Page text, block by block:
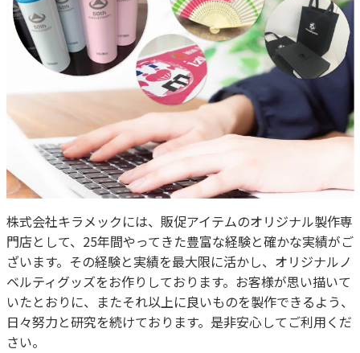
株式会社キラメックには、販促アイテムのオリジナル製作専
門店として、25年間やってきた豊富な経験と確かな実績がご
ざいます。その経験と実績を最大限に活かし、オリジナルノ
ベルティグッズをお作りしております。お客様が思い描いて
いたとおりに、またそれ以上に良いものを製作できるよう、
日々努力と研究を続けております。是非安心してご利用くだ
さい。